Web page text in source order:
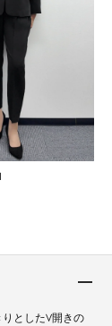
としたV開きの